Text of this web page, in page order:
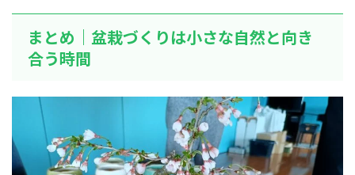
まとめ｜盆栽づくりは小さな自然と向き
合う時間